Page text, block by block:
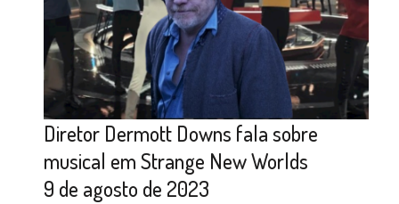
Diretor Dermott Downs fala sobre
musical em Strange New Worlds
9 de agosto de 2023